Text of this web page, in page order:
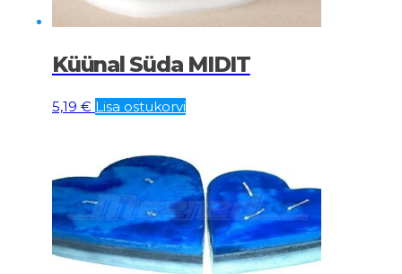
Küünal Süda MIDIT
5,19 € Lisa ostukorvi